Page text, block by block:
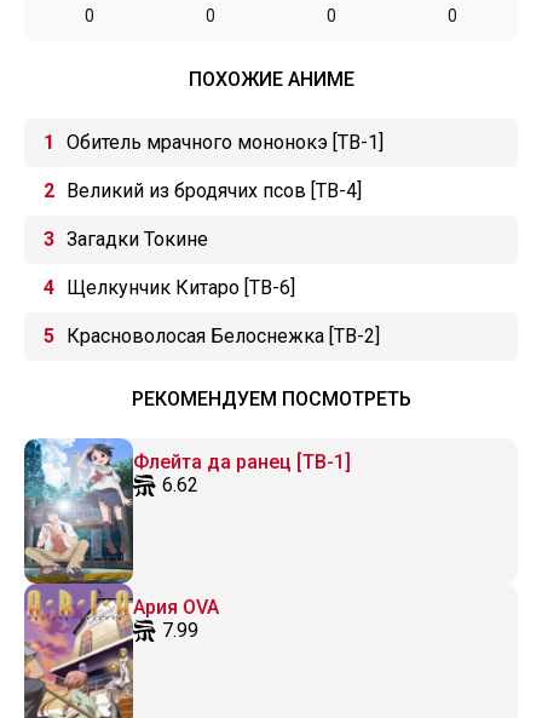
0 0 0 0
ПОХОЖИЕ АНИМЕ
Обитель мрачного мононокэ [ТВ-1]
Великий из бродячих псов [ТВ-4]
Загадки Токине
Щелкунчик Китаро [ТВ-6]
Красноволосая Белоснежка [ТВ-2]
РЕКОМЕНДУЕМ ПОСМОТРЕТЬ
Флейта да ранец [ТВ-1]
6.62
Ария OVA
7.99